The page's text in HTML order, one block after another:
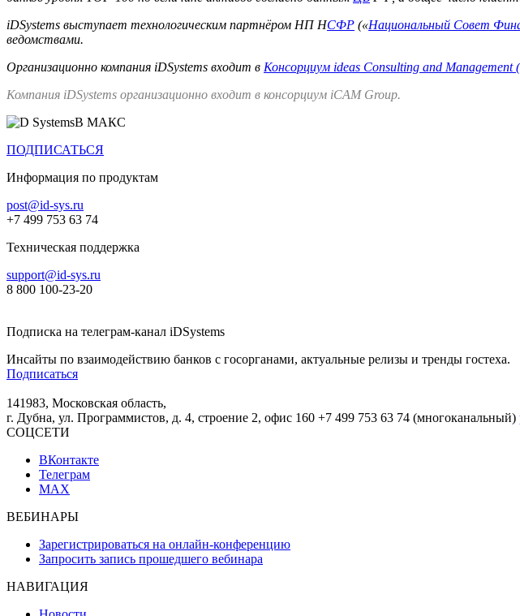
iDSystems выступает технологическим партнёром НП НСФР («Национальный Совет
ведомствами.
Организационно компания iDSystems входит в Консорциум ideas Consulting and Management
Компания iDSystems организационно входит в консорциум iCAM Group.
В МАКС
ПОДПИСАТЬСЯ
Информация по продуктам
post@id-sys.ru
+7 499 753 63 74
Техническая поддержка
support@id-sys.ru
8 800 100-23-20
Подписка на телеграм-канал iDSystems
Инсайты по взаимодействию банков с госорганами, актуальные релизы и тренды гостеха.
Подписаться
141983, Московская область,
г. Дубна, ул. Программистов, д. 4, строение 2, офис 160 +7 499 753 63 74 (многоканальный)
СОЦСЕТИ
ВКонтакте
Телеграм
MAX
ВЕБИНАРЫ
Зарегистрироваться на онлайн-конференцию
Запросить запись прошедшего вебинара
НАВИГАЦИЯ